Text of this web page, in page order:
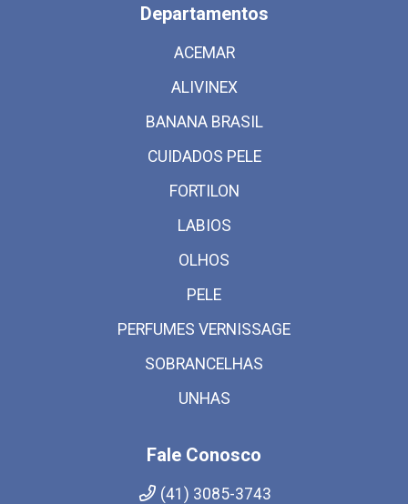
Departamentos
ACEMAR
ALIVINEX
BANANA BRASIL
CUIDADOS PELE
FORTILON
LABIOS
OLHOS
PELE
PERFUMES VERNISSAGE
SOBRANCELHAS
UNHAS
Fale Conosco
(41) 3085-3743